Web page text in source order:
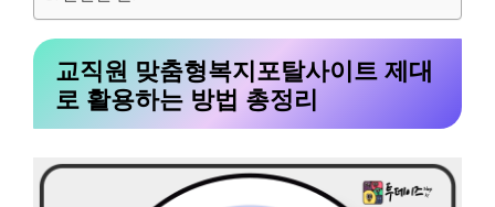
교직원 맞춤형복지포탈사이트 제대
로 활용하는 방법 총정리